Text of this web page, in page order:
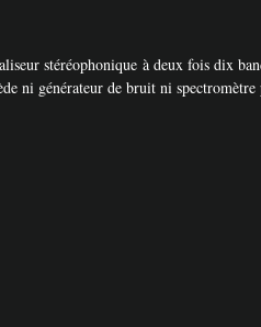
stéréophonique à deux fois dix
ni générateur de bruit ni